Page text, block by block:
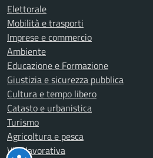
Elettorale
Mobilità e trasporti
Imprese e commercio
Ambiente
Educazione e Formazione
Giustizia e sicurezza pubblica
Cultura e tempo libero
Catasto e urbanistica
Turismo
Agricoltura e pesca
Vita lavorativa